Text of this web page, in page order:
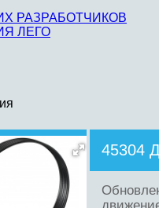
РАЗРАБОТЧИКОВ
ЛЕГО
45304